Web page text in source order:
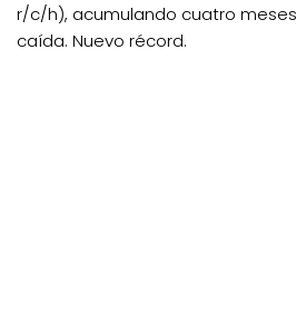
r/c/h), acumulando cuatro
caída. Nuevo récord.